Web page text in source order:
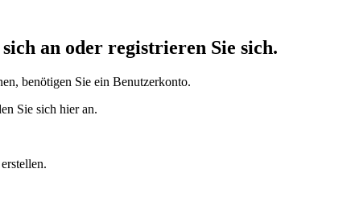
an oder registrieren Sie sich.
benötigen Sie ein Benutzerkonto.
Sie sich hier an.